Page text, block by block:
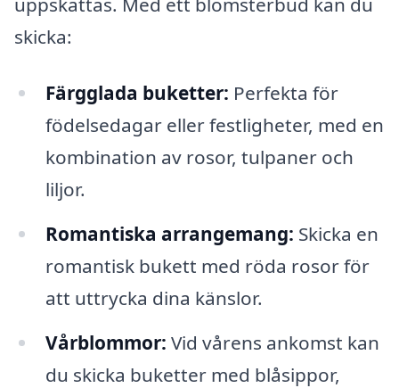
skicka:
Färgglada buketter: Perfekta för
födelsedagar eller festligheter, med en
kombination av rosor, tulpaner och
liljor.
Romantiska arrangemang: Skicka en
romantisk bukett med röda rosor för
att uttrycka dina känslor.
Vårblommor: Vid vårens ankomst kan
du skicka buketter med blåsippor,